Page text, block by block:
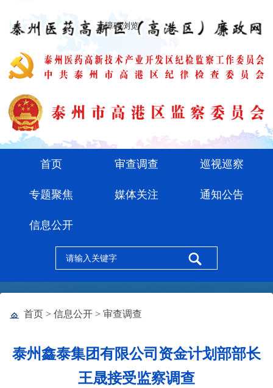
无障碍浏览
首页 审查调查 巡视巡察
专题聚焦 媒体关注 通知公告
信息公开
首页>信息公开>审查调查
泰州鑫泰集团有限公司资金计划部部长
王晟接受监察调查